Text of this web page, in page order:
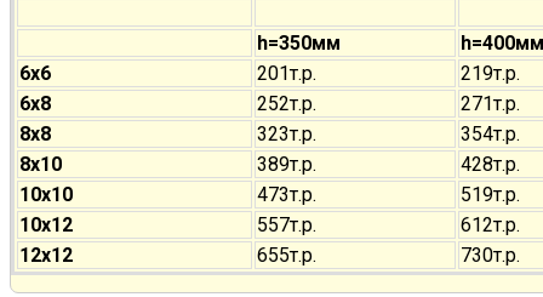
h=350мм
h=400мм
6х6
201т.р.
219т.р.
6х8
252т.р.
271т.р.
8х8
323т.р.
354т.р.
8х10
389т.р.
428т.р.
10х10
473т.р.
519т.р.
10х12
557т.р.
612т.р.
12х12
655т.р. 730т.р.